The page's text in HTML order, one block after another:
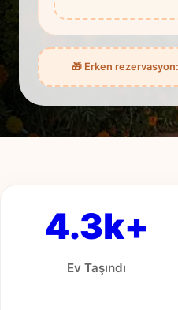
🎁 Erken
4.3k+
Ev Taşındı